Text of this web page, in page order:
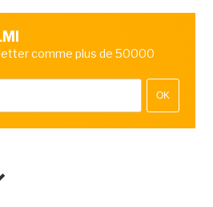
comme plus de 50000
OK